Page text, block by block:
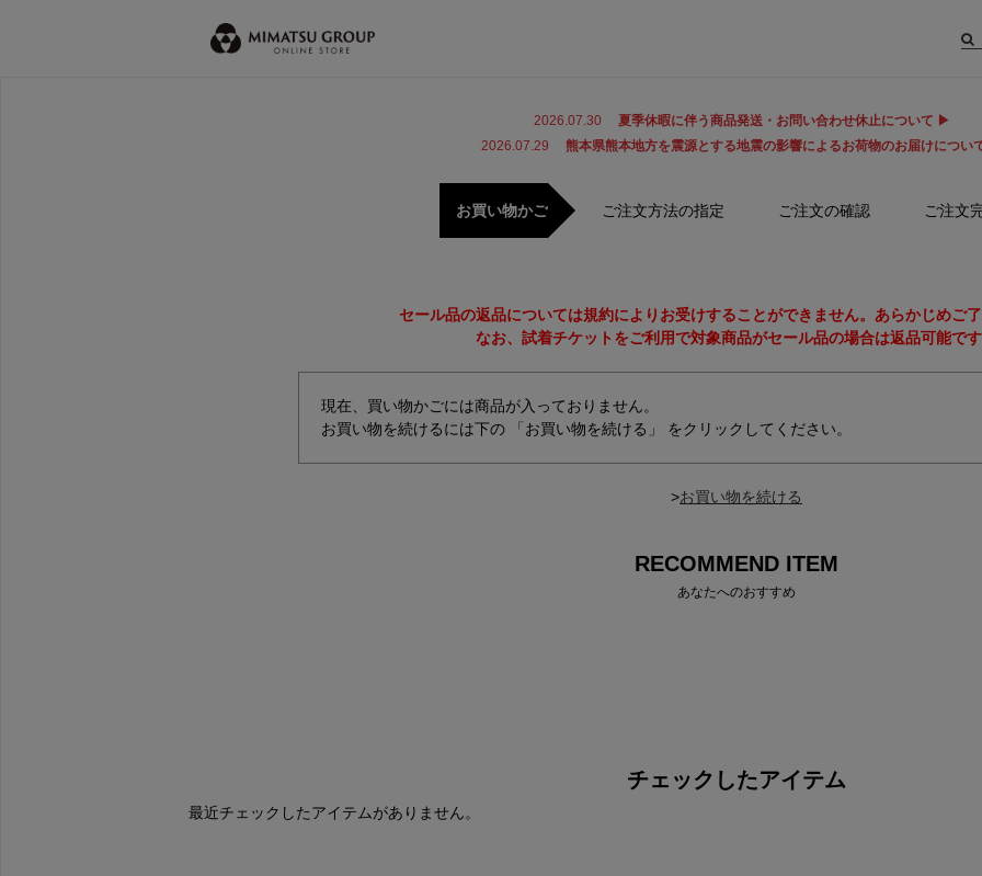
2026.07.30
夏季休暇に伴う商品発送・お問い合わせ休止について ▶
2026.07.29
熊本県熊本地方を震源とする地震の影響によるお荷物のお届けについ
お買い物かご ご注文方法の指定 ご注文の確認 ご注文
セール品の返品については規約によりお受けすることができません。あらかじめご了
なお、試着チケットをご利用で対象商品がセール品の場合は返品可能です
現在、買い物かごには商品が入っておりません。
お買い物を続けるには下の 「お買い物を続ける」 をクリックしてください。
>
RECOMMEND ITEM
あなたへのおすすめ
チェックしたアイテム
最近チェックしたアイテムがありません。